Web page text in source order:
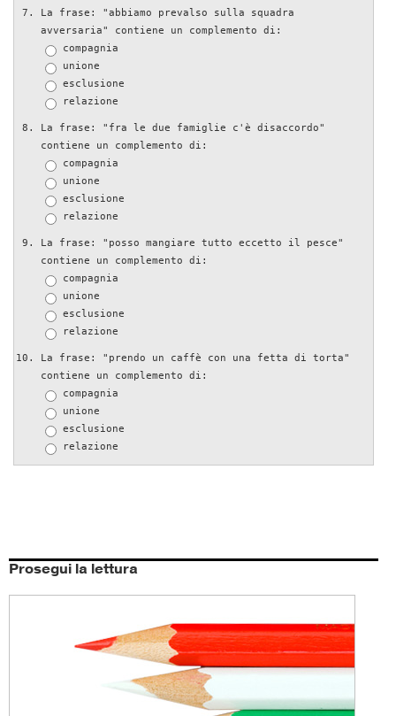
La frase: "abbiamo prevalso sulla squadra
avversaria" contiene un complemento di:
compagnia
unione
esclusione
relazione
La frase: "fra le due famiglie c'è disaccordo"
contiene un complemento di:
compagnia
unione
esclusione
relazione
La frase: "posso mangiare tutto eccetto il pesce"
contiene un complemento di:
compagnia
unione
esclusione
relazione
La frase: "prendo un caffè con una fetta di torta"
contiene un complemento di:
compagnia
unione
esclusione
relazione
Prosegui la lettura